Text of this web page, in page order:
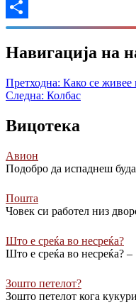
Viber
Share
Навигација на
Претходна: Како се живее
Следна: Колбас
Вицотека
Авион
Подобро да испаднеш
Пошта
Човек си работел низ
Што е среќа во несреќа?
Што е среќа во несреќа? –
Зошто петелот?
Зошто петелот кога